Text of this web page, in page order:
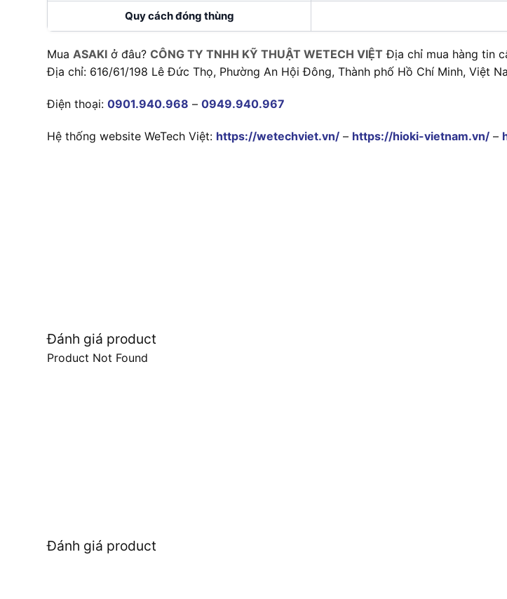
Quy cách đóng thùng
Mua ASAKI ở đâu? CÔNG TY TNHH KỸ THUẬT WETECH VIỆT Địa chỉ mua hàng tin
Địa chỉ: 616/61/198 Lê Đức Thọ, Phường An Hội Đông, Thành phố Hồ Chí Minh, Việt
Điện thoại: 0901.940.968 – 0949.940.967
Hệ thống website WeTech Việt: https://wetechviet.vn/ – https://hioki-vietnam.vn/ –
Đánh giá product
Product Not Found
Đánh giá product